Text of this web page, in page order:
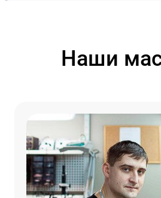
Наши